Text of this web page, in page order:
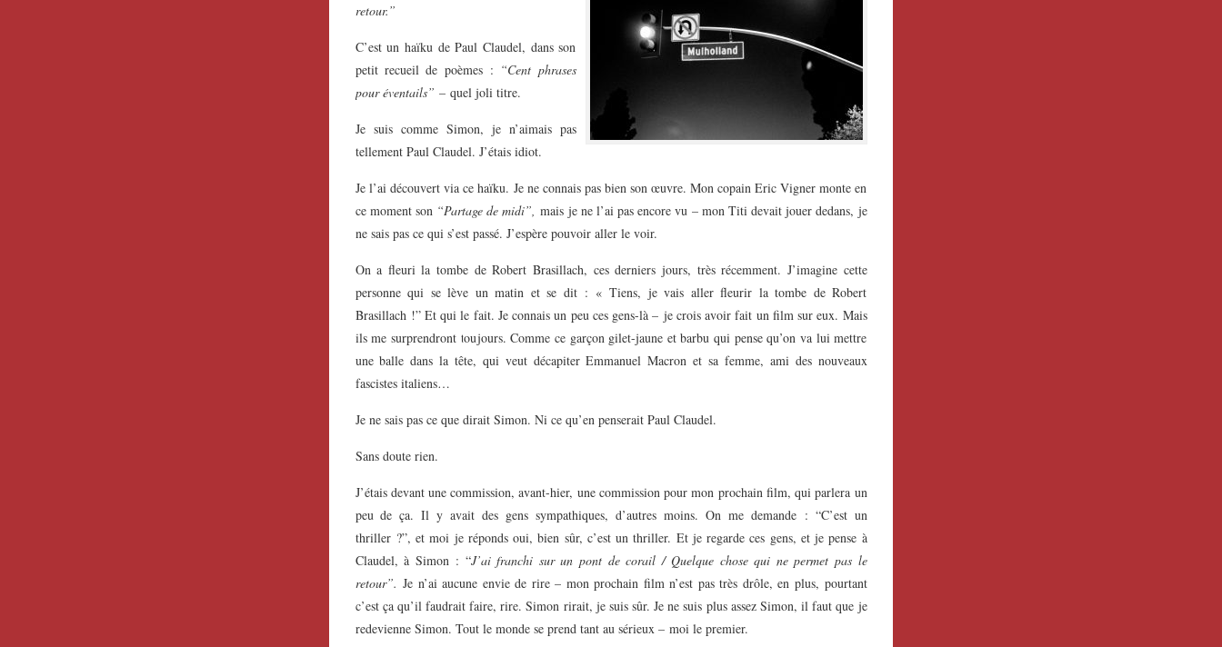
retour.”
C’est un haïku de Paul Claudel, dans son
petit recueil de poèmes : “Cent phrases
pour éventails” – quel joli titre.
Je suis comme Simon, je n’aimais pas
tellement Paul Claudel. J’étais idiot.
Je l’ai découvert via ce haïku. Je ne connais pas bien son œuvre. Mon copain Eric Vigner monte en
ce moment son “Partage de midi”,mais je ne l’ai pas encore vu – mon Titi devait jouer dedans, je
ne sais pas ce qui s’est passé. J’espère pouvoir aller le voir.
On a fleuri la tombe de Robert Brasillach, ces derniers jours, très récemment. J’imagine cette
personne qui se lève un matin et se dit : « Tiens, je vais aller fleurir la tombe de Robert
Brasillach !” Et qui le fait. Je connais un peu ces gens-là – je crois avoir fait un film sur eux. Mais
ils me surprendront toujours. Comme ce garçon gilet-jaune et barbu qui pense qu’on va lui mettre
une balle dans la tête, qui veut décapiter Emmanuel Macron et sa femme, ami des nouveaux
fascistes italiens…
Je ne sais pas ce que dirait Simon. Ni ce qu’en penserait Paul Claudel.
Sans doute rien.
J’étais devant une commission, avant-hier, une commission pour mon prochain film, qui parlera un
peu de ça. Il y avait des gens sympathiques, d’autres moins. On me demande : “C’est un
thriller ?”, et moi je réponds oui, bien sûr, c’est un thriller. Et je regarde ces gens, et je pense à
Claudel, à Simon : “J’ai franchi sur un pont de corail / Quelque chose qui ne permet pas le
retour”.Je n’ai aucune envie de rire – mon prochain film n’est pas très drôle, en plus, pourtant
c’est ça qu’il faudrait faire, rire. Simon rirait, je suis sûr. Je ne suis plus assez Simon, il faut que je
redevienne Simon. Tout le monde se prend tant au sérieux – moi le premier.